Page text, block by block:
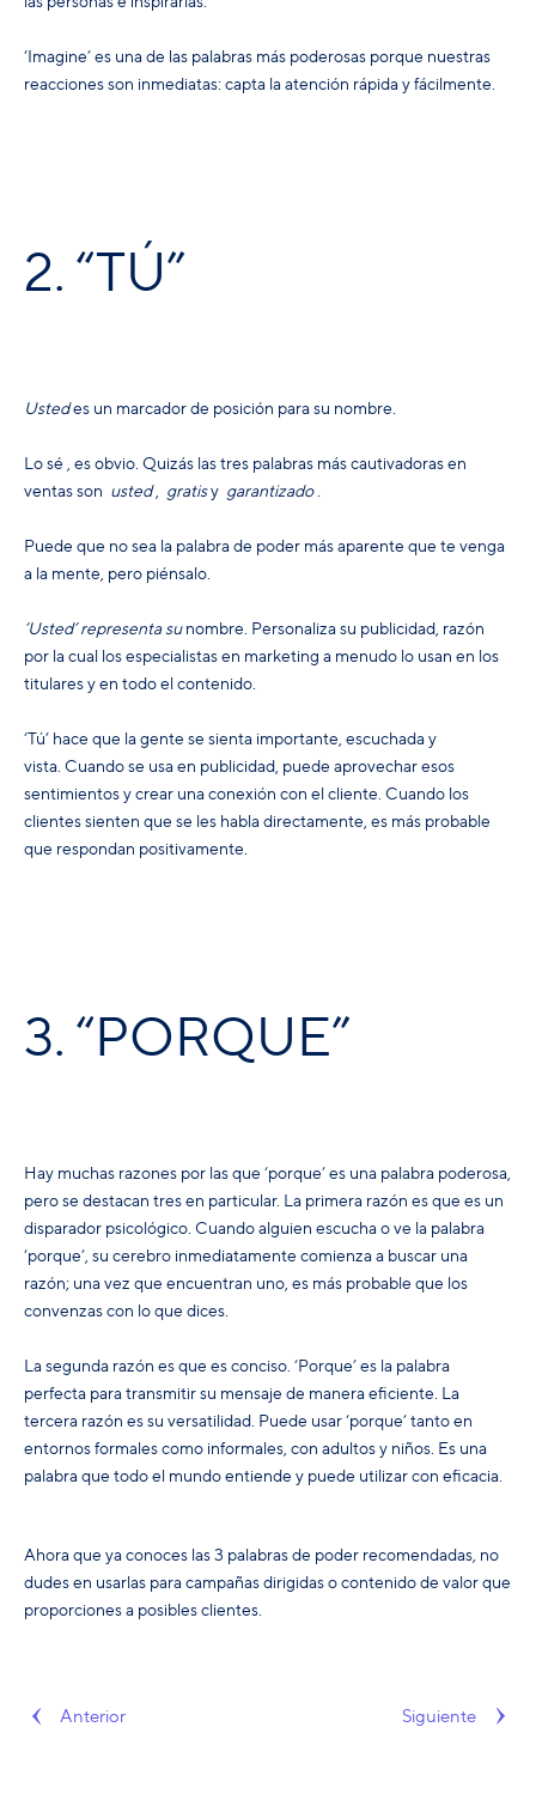
‘Imagine’ es una de las palabras más poderosas porque nuestras
reacciones son inmediatas: capta la atención rápida y fácilmente.
2. “TÚ”
Ustedes un marcador de posición para su nombre.
Lo sé , esobvio. Quizás las tres palabras más cautivadoras en
ventasson usted, gratisy garantizado.
Puede que no sea la palabra de poder más aparente que te venga
a la mente, pero piénsalo.
‘Usted’ representa sunombre. Personaliza su publicidad, razón
por la cual los especialistas en marketing a menudo lo usan en los
titulares y en todo el contenido.
‘Tú’ hace que la gente se sienta importante, escuchada y
vista. Cuando se usa en publicidad, puede aprovechar esos
sentimientos y crear una conexión con el cliente. Cuando los
clientes sienten que se les habla directamente, es más probable
que respondan positivamente.
3. “PORQUE”
Hay muchas razones por las que ‘porque’ es una palabra poderosa,
pero se destacan tres en particular. La primera razón es que es un
disparador psicológico. Cuando alguien escucha o ve la palabra
‘porque’, su cerebro inmediatamente comienza a buscar una
razón; una vez que encuentran uno, es más probable que los
convenzas con lo que dices.
La segunda razón es que es conciso. ‘Porque’ es la palabra
perfecta para transmitir su mensaje de manera eficiente. La
tercera razón es su versatilidad. Puede usar ‘porque’ tanto en
entornos formales como informales, con adultos y niños. Es una
palabra que todo el mundo entiende y puede utilizar con eficacia.
Ahora que ya conoces las 3 palabras de poder recomendadas, no
dudes en usarlas para campañas dirigidas o contenido de valor que
proporciones a posibles clientes.
Anterior Siguiente